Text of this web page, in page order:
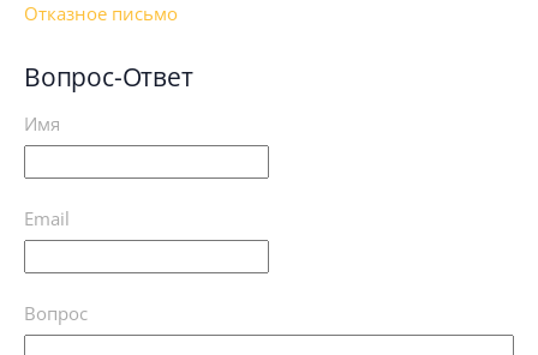
Отказное письмо
Вопрос-Ответ
Имя
Email
Вопрос